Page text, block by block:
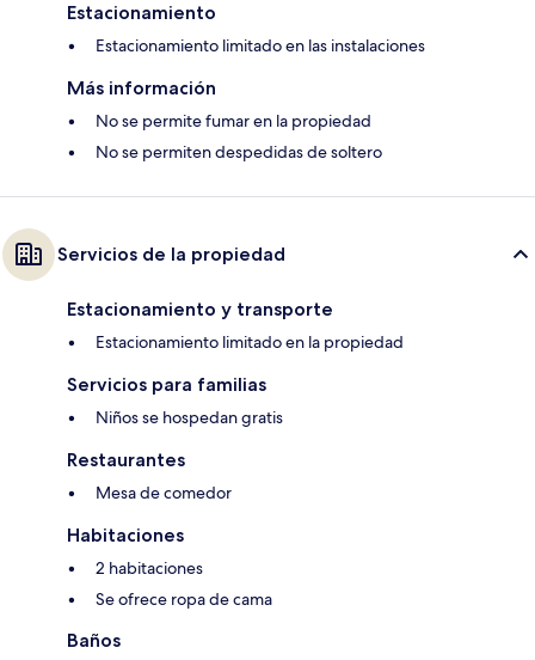
Estacionamiento
Estacionamiento limitado en las instalaciones
Más información
No se permite fumar en la propiedad
No se permiten despedidas de soltero
Servicios de la propiedad
Estacionamiento y transporte
Estacionamiento limitado en la propiedad
Servicios para familias
Niños se hospedan gratis
Restaurantes
Mesa de comedor
Habitaciones
2 habitaciones
Se ofrece ropa de cama
Baños